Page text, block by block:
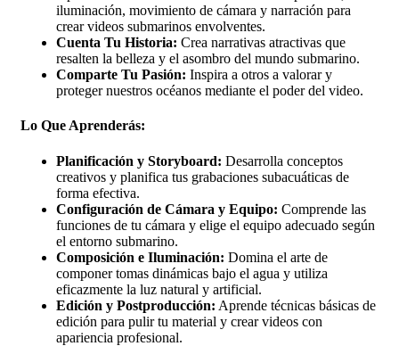
iluminación, movimiento de cámara y narración para
crear videos submarinos envolventes.
Cuenta Tu Historia: Crea narrativas atractivas que
resalten la belleza y el asombro del mundo submarino.
Comparte Tu Pasión: Inspira a otros a valorar y
proteger nuestros océanos mediante el poder del video.
Lo Que Aprenderás:
Planificación y Storyboard: Desarrolla conceptos
creativos y planifica tus grabaciones subacuáticas de
forma efectiva.
Configuración de Cámara y Equipo: Comprende las
funciones de tu cámara y elige el equipo adecuado según
el entorno submarino.
Composición e Iluminación: Domina el arte de
componer tomas dinámicas bajo el agua y utiliza
eficazmente la luz natural y artificial.
Edición y Postproducción: Aprende técnicas básicas de
edición para pulir tu material y crear videos con
apariencia profesional.